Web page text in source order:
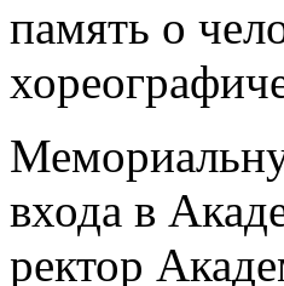
память о
входа в
ректор